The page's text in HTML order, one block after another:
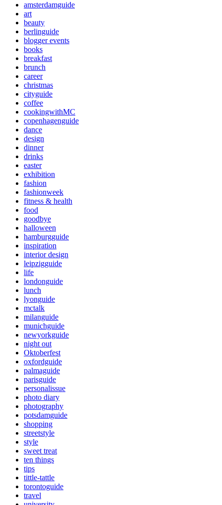
amsterdamguide
art
beauty
berlinguide
blogger events
books
breakfast
brunch
career
christmas
cityguide
coffee
cookingwithMC
copenhagenguide
dance
design
dinner
drinks
easter
exhibition
fashion
fashionweek
fitness & health
food
goodbye
halloween
hamburgguide
inspiration
interior design
leipzigguide
life
londonguide
lunch
lyonguide
mctalk
milanguide
munichguide
newyorkguide
night out
Oktoberfest
oxfordguide
palmaguide
parisguide
personalissue
photo diary
photography
potsdamguide
shopping
streetstyle
style
sweet treat
ten things
tips
tittle-tattle
torontoguide
travel